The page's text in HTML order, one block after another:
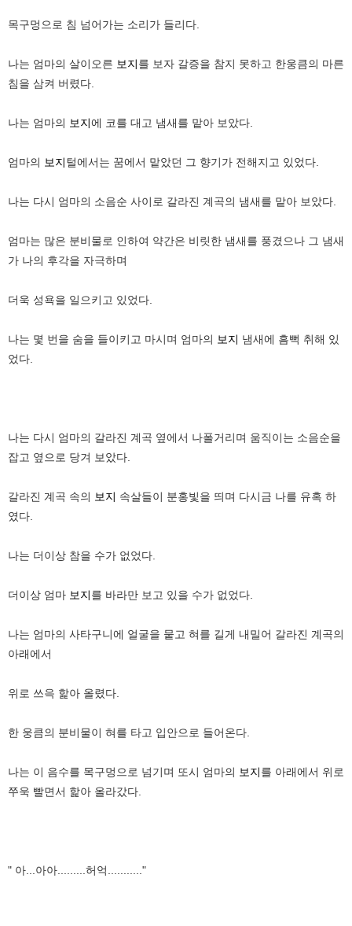
목구멍으로 침 넘어가는 소리가 들리다.
나는 엄마의 살이오른 보지를 보자 갈증을 참지 못하고 한웅큼의 마른
침을 삼켜 버렸다.
나는 엄마의 보지에 코를 대고 냄새를 맡아 보았다.
엄마의 보지털에서는 꿈에서 맡았던 그 향기가 전해지고 있었다.
나는 다시 엄마의 소음순 사이로 갈라진 계곡의 냄새를 맡아 보았다.
엄마는 많은 분비물로 인하여 약간은 비릿한 냄새를 풍겼으나 그 냄새
가 나의 후각을 자극하며
더욱 성욕을 일으키고 있었다.
나는 몇 번을 숨을 들이키고 마시며 엄마의 보지 냄새에 흠뻑 취해 있
었다.
나는 다시 엄마의 갈라진 계곡 옆에서 나폴거리며 움직이는 소음순을
잡고 옆으로 당겨 보았다.
갈라진 계곡 속의 보지 속살들이 분홍빛을 띄며 다시금 나를 유혹 하
였다.
나는 더이상 참을 수가 없었다.
더이상 엄마 보지를 바라만 보고 있을 수가 없었다.
나는 엄마의 사타구니에 얼굴을 뭍고 혀를 길게 내밀어 갈라진 계곡의
아래에서
위로 쓰윽 핥아 올렸다.
한 웅큼의 분비물이 혀를 타고 입안으로 들어온다.
나는 이 음수를 목구멍으로 넘기며 또시 엄마의 보지를 아래에서 위로
쭈욱 빨면서 핥아 올라갔다.
" 아...아아.........허억..........."